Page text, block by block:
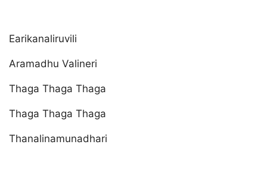
Earikanaliruvili
Aramadhu Valineri
Thaga Thaga Thaga
Thaga Thaga Thaga
Thanalinamunadhari